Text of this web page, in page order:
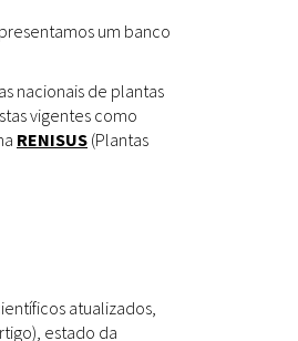
um banco
nacionais de plantas
vigentes como
RENISUS (Plantas
atualizados,
estado da